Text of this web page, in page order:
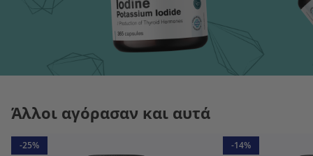
Άλλοι αγόρασαν και αυτά
-25% -14%